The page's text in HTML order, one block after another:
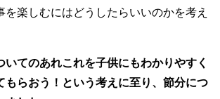
を楽しむにはどうしたらいいのかを考え
いてのあれこれを子供にもわかりやすく
もらおう！という考えに至り、節分につ